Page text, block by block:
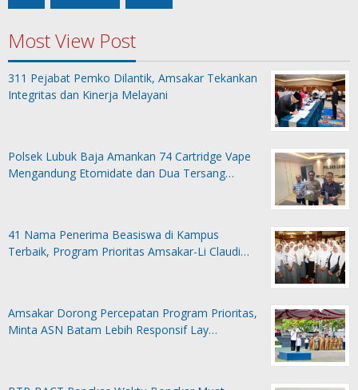
Most View Post
311 Pejabat Pemko Dilantik, Amsakar Tekankan
Integritas dan Kinerja Melayani
Polsek Lubuk Baja Amankan 74 Cartridge Vape
Mengandung Etomidate dan Dua Tersang…
41 Nama Penerima Beasiswa di Kampus
Terbaik, Program Prioritas Amsakar-Li Claudi…
Amsakar Dorong Percepatan Program Prioritas,
Minta ASN Batam Lebih Responsif Lay…